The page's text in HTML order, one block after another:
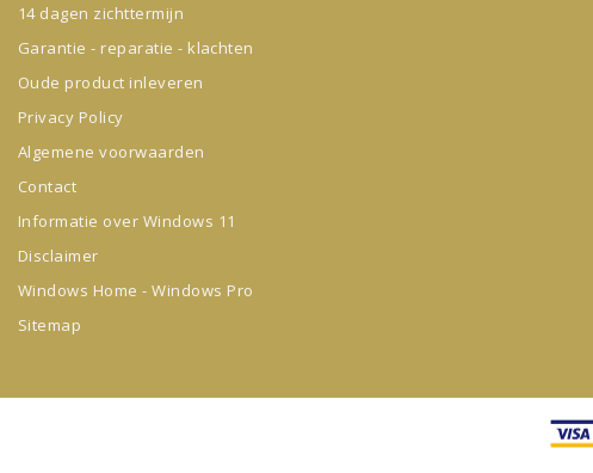
14 dagen zichttermijn
Garantie - reparatie - klachten
Oude product inleveren
Privacy Policy
Algemene voorwaarden
Contact
Informatie over Windows 11
Disclaimer
Windows Home - Windows Pro
Sitemap